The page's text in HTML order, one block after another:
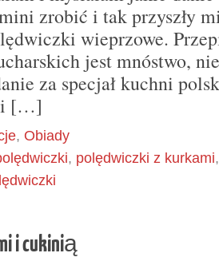
zrobić i tak przyszły
wieprzowe.
jest mnóstwo,
za specjał kuchni
i […]
, Obiady
, polędwiczki z kurkami
i cukinią